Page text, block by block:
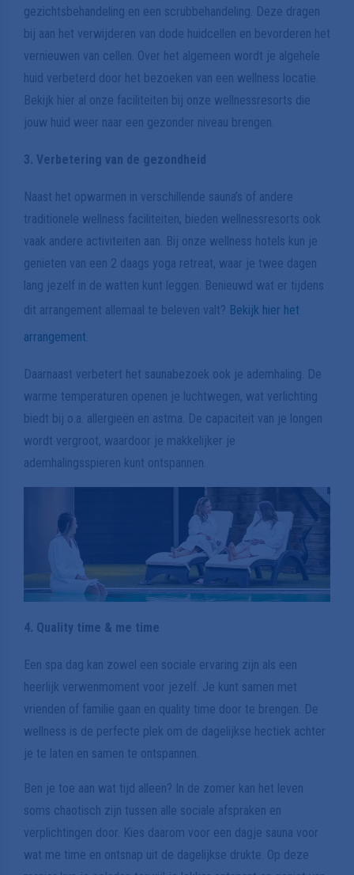
gezichtsbehandeling en een scrubbehandeling. Deze dragen
bij aan het verwijderen van dode huidcellen en bevorderen het
vernieuwen van cellen. Over het algemeen wordt je algehele
huid verbeterd door het bezoeken van een wellness locatie.
Bekijk hier al onze faciliteiten bij onze wellnessresorts die
jouw huid weer naar een gezonder niveau brengen.
3. Verbetering van de gezondheid
Naast het opwarmen in verschillende sauna’s of andere
traditionele wellness faciliteiten, bieden wellnessresorts ook
vaak andere activiteiten aan. Bij onze wellness hotels kun je
genieten van een 2 daags yoga retreat, waar je twee dagen
lang jezelf in de watten kunt leggen. Benieuwd wat er tijdens
dit arrangement allemaal te beleven valt? Bekijk hier het
arrangement.
Daarnaast verbetert het saunabezoek ook je ademhaling. De
warme temperaturen openen je luchtwegen, wat verlichting
biedt bij o.a. allergieën en astma. De capaciteit van je longen
wordt vergroot, waardoor je makkelijker je
ademhalingsspieren kunt ontspannen.
4. Quality time & me time
Een spa dag kan zowel een sociale ervaring zijn als een
heerlijk verwenmoment voor jezelf. Je kunt samen met
vrienden of familie gaan en quality time door te brengen. De
wellness is de perfecte plek om de dagelijkse hectiek achter
je te laten en samen te ontspannen.
Ben je toe aan wat tijd alleen? In de zomer kan het leven
soms chaotisch zijn tussen alle sociale afspraken en
verplichtingen door. Kies daarom voor een dagje sauna voor
wat me time en ontsnap uit de dagelijkse drukte. Op deze